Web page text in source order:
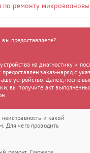
по ремонту
предоставляете?
на диагностику и
заказ-наряд с
устройство. Далее, после
вы получите акт
и какой
Для чего проводить